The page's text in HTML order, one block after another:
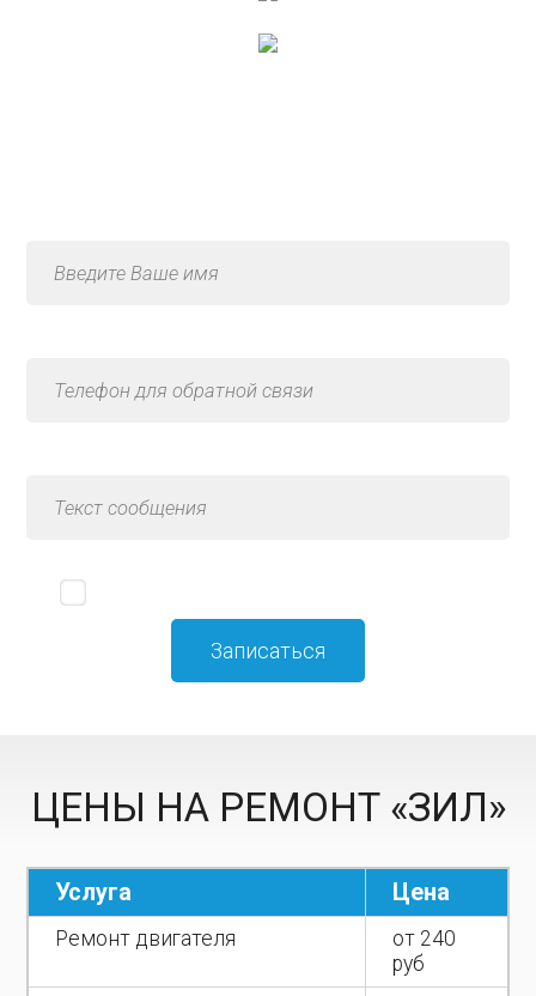
ЦЕНЫ НА РЕМОНТ «ЗИЛ»
Услуга Цена
Ремонт двигателя
от 240
руб